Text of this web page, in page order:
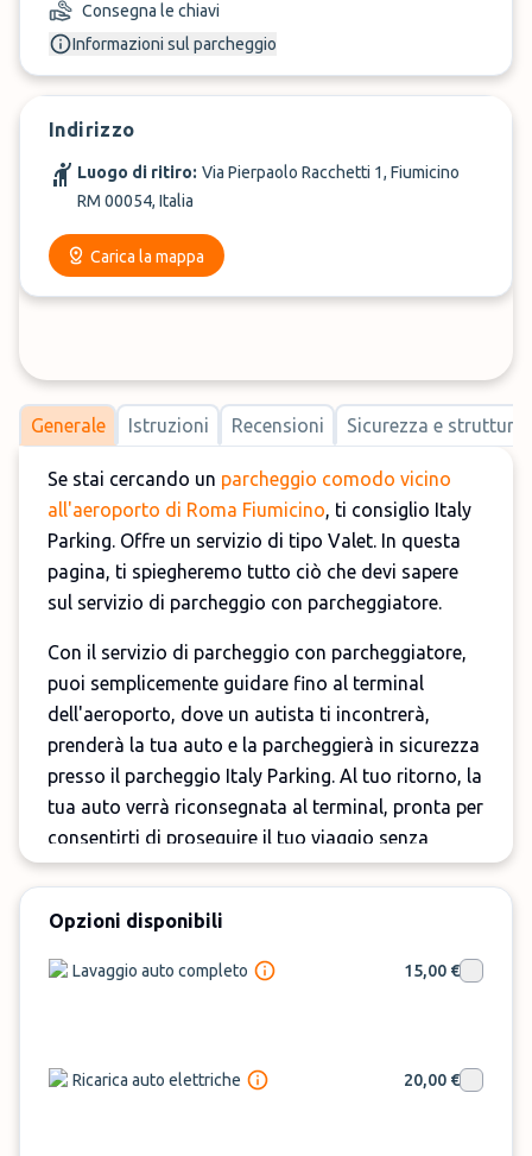
Consegna le chiavi
Informazioni sul parcheggio
Indirizzo
Luogo di ritiro: Via Pierpaolo Racchetti 1, Fiumicino
RM 00054, Italia
Carica la mappa
Generale Istruzioni Recensioni Sicurezza e strutture
Se stai cercando un parcheggio comodo vicino
all'aeroporto di Roma Fiumicino, ti consiglio Italy
Parking. Offre un servizio di tipo Valet. In questa
pagina, ti spiegheremo tutto ciò che devi sapere
sul servizio di parcheggio con parcheggiatore.
Con il servizio di parcheggio con parcheggiatore,
puoi semplicemente guidare fino al terminal
dell'aeroporto, dove un autista ti incontrerà,
prenderà la tua auto e la parcheggierà in sicurezza
presso il parcheggio Italy Parking. Al tuo ritorno, la
tua auto verrà riconsegnata al terminal, pronta per
consentirti di proseguire il tuo viaggio senza
ritardi.
Italy Parking offre posti auto scoperti. Il
del mattino a mezzanotte, 7 giorni su 7.
Opzioni disponibili
Lavaggio auto completo 15,00 €
Ricarica auto elettriche 20,00 €